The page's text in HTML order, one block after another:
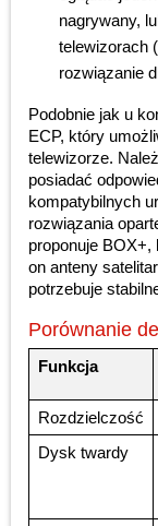
nagrywany,
telewizorach
rozwiązanie
Podobnie jak u
ECP, który
telewizorze.
posiadać
kompatybilnych
rozwiązania
proponuje
on anteny
potrzebuje
Porównanie
Funkcja
Rozdzielczość
Dysk twardy